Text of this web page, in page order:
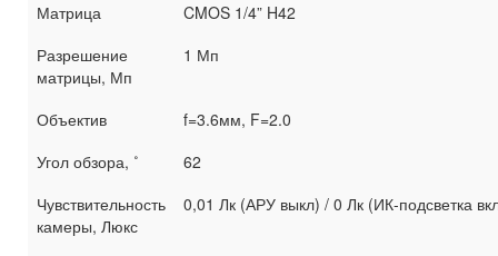
Матрица
CMOS 1/4” H42
Разрешение
матрицы, Мп
1 Мп
Объектив
f=3.6мм, F=2.0
Угол обзора, ˚
62
Чувствительность
камеры, Люкс
0,01 Лк (АРУ выкл) / 0 Лк (ИК-подсветка